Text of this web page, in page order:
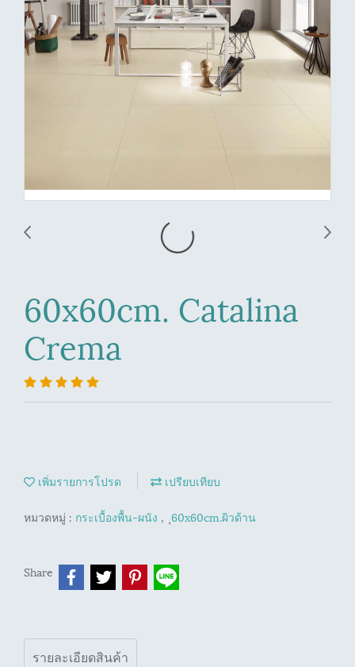
60x60cm. Catalina
Crema
เพิ่มรายการโปรด เปรียบเทียบ
หมวดหมู่ : กระเบื้องพื้น-ผนัง , ุ60x60cm.ผิวด้าน
Share
รายละเอียดสินค้า